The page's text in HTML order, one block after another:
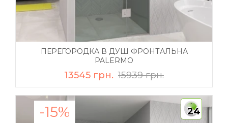
ПЕРЕГОРОДКА В ДУШ ФРОНТАЛЬНА
PALERMO
13545 грн. 15939 грн.
-15% 24